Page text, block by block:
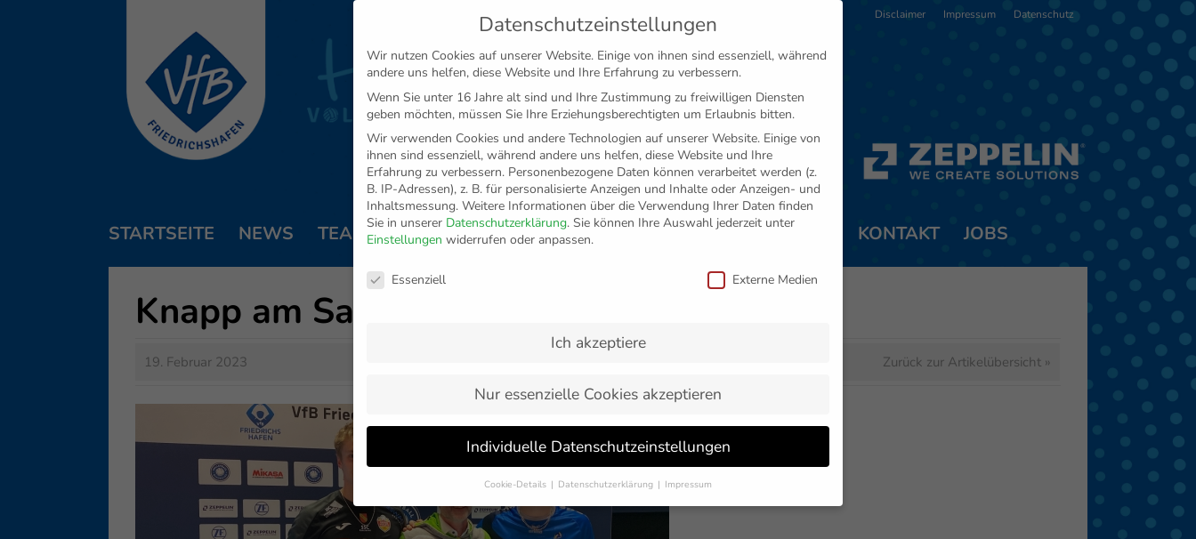
Disclaimer Impressum Datenschutz
STARTSEITE NEWS TEAM TICKETS FANSHOP VFB MEDIEN PARTNER KONTAKT JOBS
Knapp am Satzgewinn vorbeigeschrammt
19. Februar 2023 Zurück zur Artikelübersicht »
Datenschutzeinstellungen
Wir nutzen Cookies auf unserer Website. Einige von ihnen sind essenziell, während
andere uns helfen, diese Website und Ihre Erfahrung zu verbessern.
Wenn Sie unter 16 Jahre alt sind und Ihre Zustimmung zu freiwilligen Diensten
geben möchten, müssen Sie Ihre Erziehungsberechtigten um Erlaubnis bitten.
Wir verwenden Cookies und andere Technologien auf unserer Website. Einige von
ihnen sind essenziell, während andere uns helfen, diese Website und Ihre
Erfahrung zu verbessern. Personenbezogene Daten können verarbeitet werden (z.
B. IP-Adressen), z. B. für personalisierte Anzeigen und Inhalte oder Anzeigen- und
Inhaltsmessung. Weitere Informationen über die Verwendung Ihrer Daten finden
Sie in unserer Datenschutzerklärung. Sie können Ihre Auswahl jederzeit unter
Einstellungen widerrufen oder anpassen.
Datenschutzeinstellungen
Essenziell Externe Medien
Ich akzeptiere
Nur essenzielle Cookies akzeptieren
Individuelle Datenschutzeinstellungen
Cookie-Details Datenschutzerklärung Impressum
Datenschutzeinstellungen
Wenn Sie unter 16 Jahre alt sind und Ihre Zustimmung zu freiwilligen Diensten